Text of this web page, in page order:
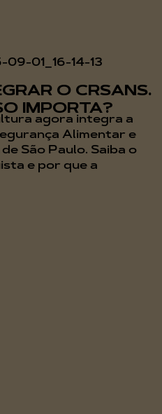
O CRSANS.
IMPORTA?
agora integra a
Alimentar e
São Paulo. Saiba o
e por que a